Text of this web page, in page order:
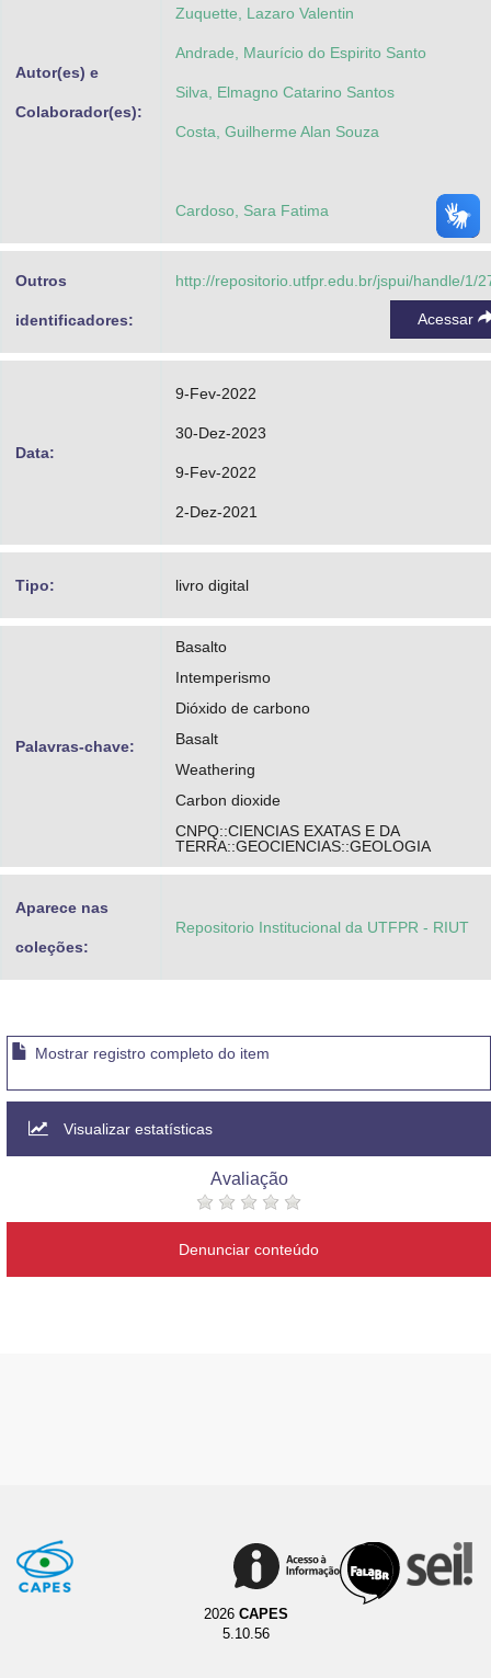
Autor(es) e
Colaborador(es):
Zuquette, Lazaro Valentin
Andrade, Maurício do Espirito Santo
Silva, Elmagno Catarino Santos
Costa, Guilherme Alan Souza
Cardoso, Sara Fatima
Outros
identificadores:
http://repositorio.utfpr.edu.br/jspui/handle/1/
Acessar
Data:
9-Fev-2022
30-Dez-2023
9-Fev-2022
2-Dez-2021
Tipo: livro digital
Palavras-chave:
Basalto
Intemperismo
Dióxido de carbono
Basalt
Weathering
Carbon dioxide
CNPQ::CIENCIAS EXATAS E DA
TERRA::GEOCIENCIAS::GEOLOGIA
Aparece nas
coleções:
Repositorio Institucional da UTFPR - RIUT
Mostrar registro completo do item
Visualizar estatísticas
Avaliação
Denunciar conteúdo
2026 CAPES
5.10.56